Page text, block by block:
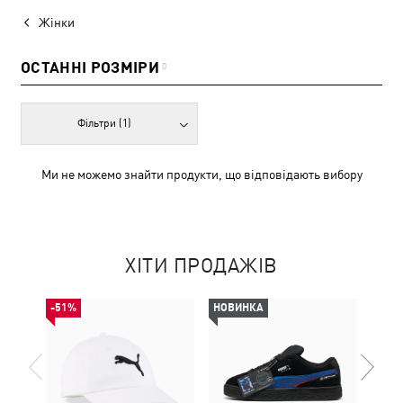
Жінки
ОСТАННІ РОЗМІРИ 0
Фільтри (1)
Ми не можемо знайти продукти, що відповідають вибору
ХІТИ ПРОДАЖІВ
-51% НОВИНКА